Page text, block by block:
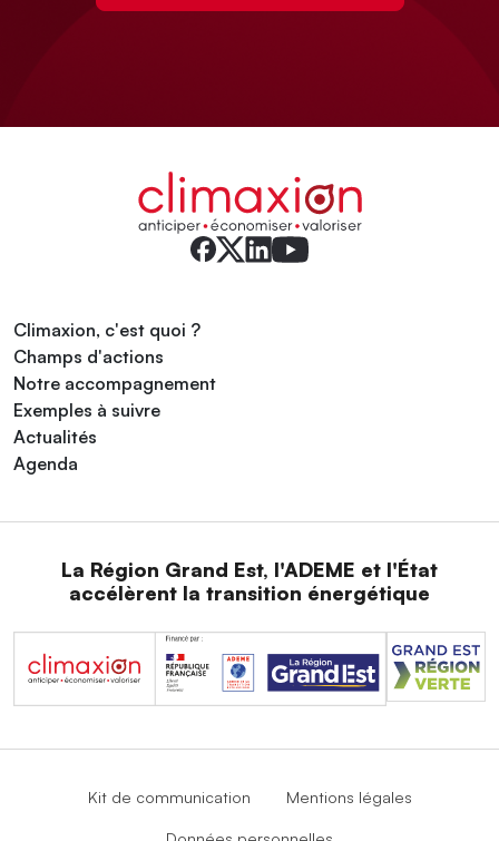
Climaxion, c'est quoi ?
Champs d'actions
Notre accompagnement
Exemples à suivre
Actualités
Agenda
La Région Grand Est, l'ADEME et l'État
accélèrent la transition énergétique
Kit de communication Mentions légales